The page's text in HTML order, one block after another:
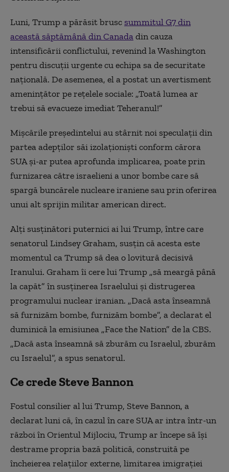
Luni, Trump a părăsit brusc summitul G7 din
această săptămână din Canadadin cauza
intensificării conflictului, revenind la Washington
pentru discuţii urgente cu echipa sa de securitate
naţională. De asemenea, el a postat un avertisment
ameninţător pe reţelele sociale: „Toată lumea ar
trebui să evacueze imediat Teheranul!”
Mişcările preşedintelui au stârnit noi speculaţii din
partea adepţilor săi izolaţionişti conform cărora
SUA şi-ar putea aprofunda implicarea, poate prin
furnizarea către israelieni a unor bombe care să
spargă buncărele nucleare iraniene sau prin oferirea
unui alt sprijin militar american direct.
Alţi susţinători puternici ai lui Trump, între care
senatorul Lindsey Graham, susţin că acesta este
momentul ca Trump să dea o lovitură decisivă
Iranului. Graham îi cere lui Trump „să meargă până
la capăt” în susţinerea Israelului şi distrugerea
programului nuclear iranian. „Dacă asta înseamnă
să furnizăm bombe, furnizăm bombe”, a declarat el
duminică la emisiunea „Face the Nation” de la CBS.
„Dacă asta înseamnă să zburăm cu Israelul, zburăm
cu Israelul”, a spus senatorul.
Ce crede Steve Bannon
Fostul consilier al lui Trump, Steve Bannon, a
declarat luni că, în cazul în care SUA ar intra într-un
război în Orientul Mijlociu, Trump ar începe să îşi
destrame propria bază politică, construită pe
încheierea relaţiilor externe, limitarea imigraţiei